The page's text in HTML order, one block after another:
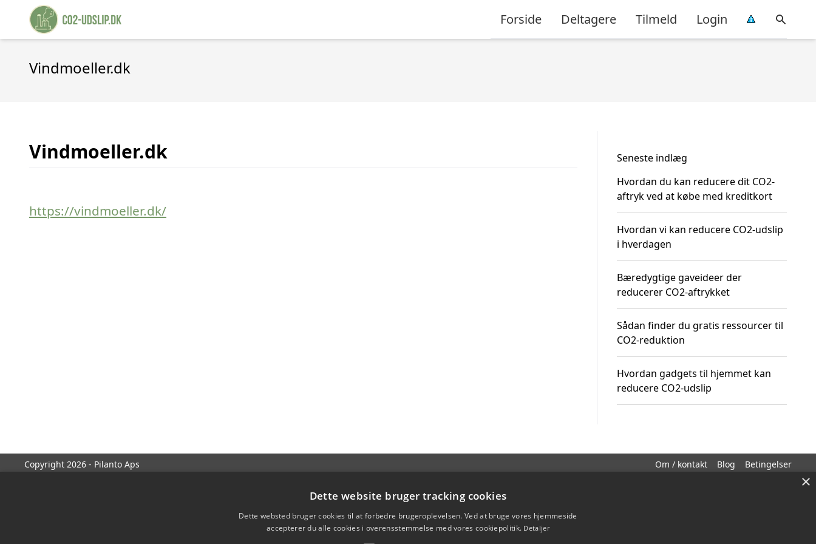
Forside Deltagere Tilmeld Login
Vindmoeller.dk
Vindmoeller.dk
https://vindmoeller.dk/
Seneste indlæg
Hvordan du kan reducere dit CO2-
aftryk ved at købe med kreditkort
Hvordan vi kan reducere CO2-udslip
i hverdagen
Bæredygtige gaveideer der
reducerer CO2-aftrykket
Sådan finder du gratis ressourcer til
CO2-reduktion
Hvordan gadgets til hjemmet kan
reducere CO2-udslip
Copyright 2026 - Pilanto Aps Om / kontakt Blog Betingelser
×
Dette website bruger tracking cookies
Dette websted bruger cookies til at forbedre brugeroplevelsen. Ved at bruge vores hjemmeside
accepterer du alle cookies i overensstemmelse med vores cookiepolitik. Detaljer